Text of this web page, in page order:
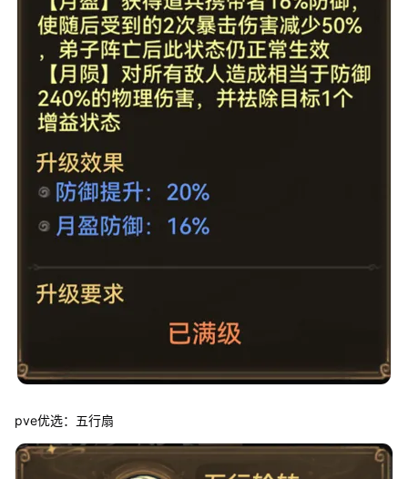
pve优选：五行扇